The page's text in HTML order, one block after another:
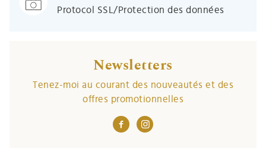
Protocol SSL/Protection des données
Newsletters
Tenez-moi au courant des nouveautés et des
offres promotionnelles